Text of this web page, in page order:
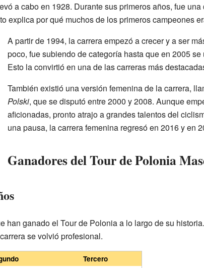
a cabo en 1928. Durante sus primeros años, fue
explica por qué muchos de los primeros campeones
A partir de 1994, la carrera empezó a crecer y a ser
poco, fue subiendo de categoría hasta que en 2005
Esto la convirtió en una de las carreras más
También existió una versión femenina de la carrera,
Polski, que se disputó entre 2000 y 2008. Aunque
aficionadas, pronto atrajo a grandes talentos del
una pausa, la carrera femenina regresó en 2016 y en
Ganadores del Tour de Polonia
han ganado el Tour de Polonia a lo largo de su
se volvió profesional.
Tercero